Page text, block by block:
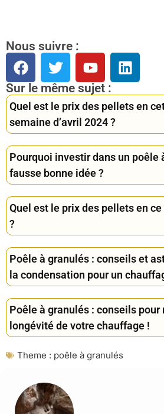
Nous suivre :
Sur le même sujet :
Quel est le prix des pellets en
semaine d’avril 2024 ?
Pourquoi investir dans un poêle
fausse bonne idée ?
Quel est le prix des pellets en
?
Poêle à granulés : conseils et
la condensation pour un
Poêle à granulés : conseils
longévité de votre chauffage !
Theme : poêle à granulés